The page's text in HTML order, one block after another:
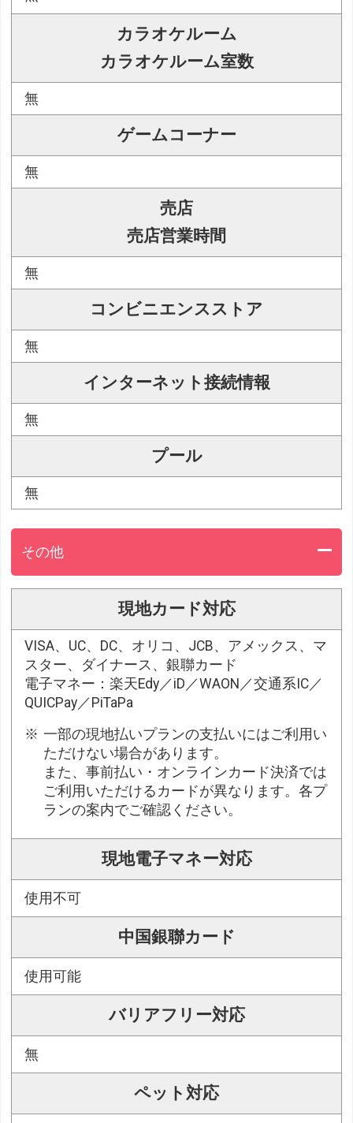
カラオケルーム
カラオケルーム室数
無
ゲームコーナー
無
売店
売店営業時間
無
コンビニエンスストア
無
インターネット接続情報
無
プール
無
その他
現地カード対応
VISA、UC、DC、オリコ、JCB、アメックス、マ
スター、ダイナース、銀聯カード
電子マネー：楽天Edy／iD／WAON／交通系IC／
QUICPay／PiTaPa
一部の現地払いプランの支払いにはご利用い
ただけない場合があります。
また、事前払い・オンラインカード決済では
ご利用いただけるカードが異なります。各プ
ランの案内でご確認ください。
現地電子マネー対応
使用不可
中国銀聯カード
使用可能
バリアフリー対応
無
ペット対応